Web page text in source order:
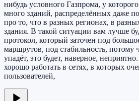
нибудь условного Газпрома, у
много зданий, распределённых даже
про то, что в разных регионах, в
здания. В такой ситуации вам лучше
протокол, который заточен под
маршрутов, под стабильность, потому
упадёт, это будет, наверное,
хорошо работать в сетях, в которых
пользователей,